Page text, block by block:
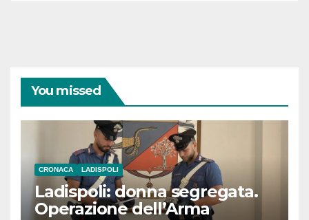
You missed
CRONACA LADISPOLI
Ladispoli: donna segregata.
Operazione dell’Arma